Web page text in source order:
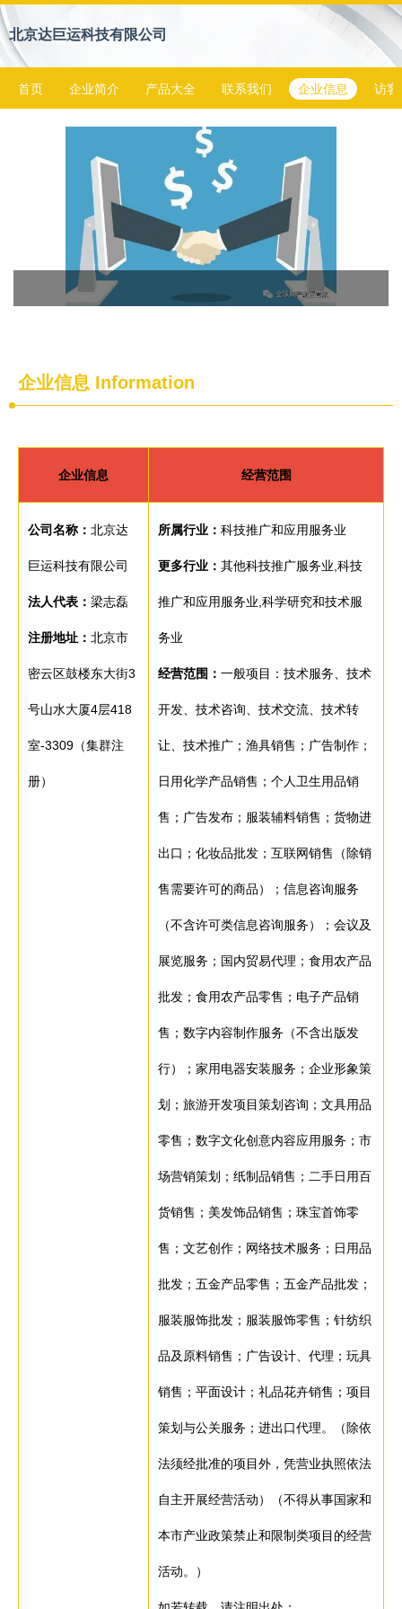
北京达巨运科技有限公司
首页 企业简介 产品大全 联系我们 企业信息 访客
企业信息 Information
企业信息 经营范围
公司名称： 北京达
巨运科技有限公司
法人代表： 梁志磊
注册地址： 北京市
密云区鼓楼东大街3
号山水大厦4层418
室-3309（集群注
册）
所属行业： 科技推广和应用服务业
更多行业： 其他科技推广服务业,科技
推广和应用服务业,科学研究和技术服
务业
经营范围： 一般项目：技术服务、技术
开发、技术咨询、技术交流、技术转
让、技术推广；渔具销售；广告制作；
日用化学产品销售；个人卫生用品销
售；广告发布；服装辅料销售；货物进
出口；化妆品批发；互联网销售（除销
售需要许可的商品）；信息咨询服务
（不含许可类信息咨询服务）；会议及
展览服务；国内贸易代理；食用农产品
批发；食用农产品零售；电子产品销
售；数字内容制作服务（不含出版发
行）；家用电器安装服务；企业形象策
划；旅游开发项目策划咨询；文具用品
零售；数字文化创意内容应用服务；市
场营销策划；纸制品销售；二手日用百
货销售；美发饰品销售；珠宝首饰零
售；文艺创作；网络技术服务；日用品
批发；五金产品零售；五金产品批发；
服装服饰批发；服装服饰零售；针纺织
品及原料销售；广告设计、代理；玩具
销售；平面设计；礼品花卉销售；项目
策划与公关服务；进出口代理。（除依
法须经批准的项目外，凭营业执照依法
自主开展经营活动）（不得从事国家和
本市产业政策禁止和限制类项目的经营
活动。）